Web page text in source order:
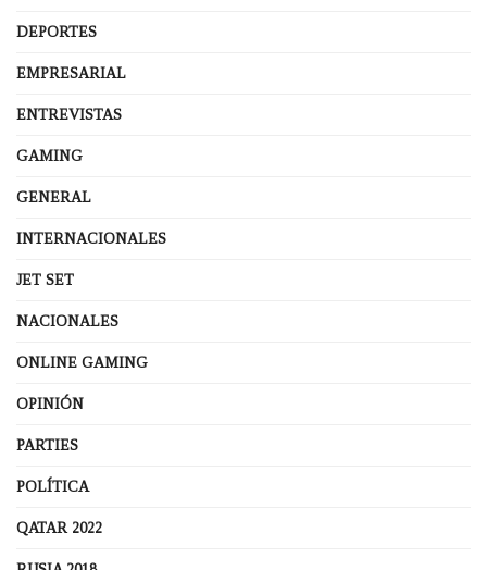
DEPORTES
EMPRESARIAL
ENTREVISTAS
GAMING
GENERAL
INTERNACIONALES
JET SET
NACIONALES
ONLINE GAMING
OPINIÓN
PARTIES
POLÍTICA
QATAR 2022